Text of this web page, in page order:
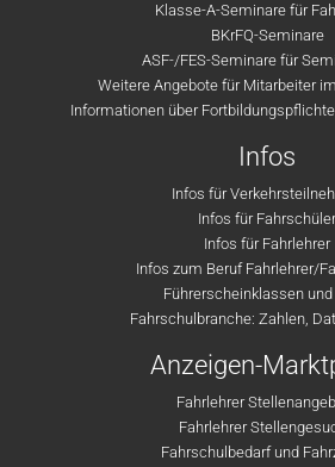
Klasse-A-Seminare für
BKrFQ-Seminare
ASF-/FES-Seminare für
Weitere Angebote für Mitarbeiter
Informationen über
Infos
Infos für
Infos für Fahrschüler
Infos für Fahrlehrer
Infos zum Beruf Fahrlehrer/
Führerscheinklassen
Fahrschulbranche: Zahlen,
Anzeigen-
Fahrlehrer
Fahrlehrer
Fahrschulbedarf und